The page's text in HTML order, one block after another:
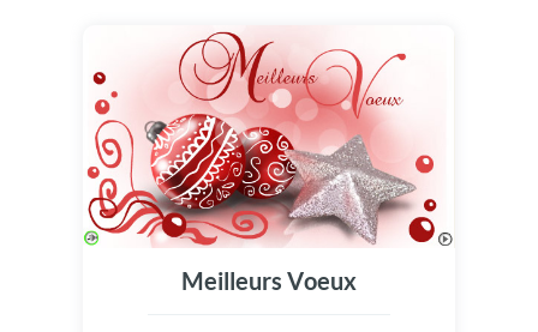
Meilleurs Voeux